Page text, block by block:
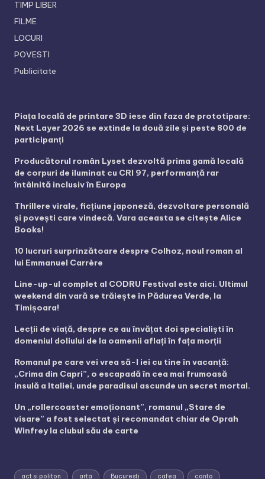
TIMP LIBER
FILME
LOCURI
POVESTI
Publicitate
Piața locală de printare 3D iese din faza de prototipare:
Next Layer 2026 se extinde la două zile și peste 800 de
participanți
Producătorul român Lyset dezvoltă prima gamă locală
de corpuri de iluminat cu CRI 97, performanță rar
întâlnită inclusiv în Europa
Thrillere virale, ficțiune japoneză, dezvoltare personală
și povești care vindecă. Vara aceasta se citește Alice
Books!
10 lucruri surprinzătoare despre Colhoz, noul roman al
lui Emmanuel Carrère
Line-up-ul complet al CODRU Festival este aici. Ultimul
weekend din vară se trăiește în Pădurea Verde, la
Timișoara!
Lecții de viață, despre ce au învățat doi specialiști în
domeniul doliului de la oamenii aflați în fața morții
Romanul pe care vei vrea să-l iei cu tine în vacanță:
„Crima din Capri”, o escapadă în cea mai frumoasă
insulă a Italiei, unde paradisul ascunde un secret mortal.
Un „rollercoaster emoționant”, romanul „Stare de
visare” a fost selectat și recomandat chiar de Oprah
Winfrey la clubul său de carte
act si politon arta Bucuresti cafea canto